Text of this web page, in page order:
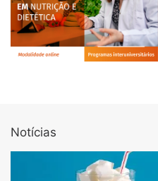
Notícias